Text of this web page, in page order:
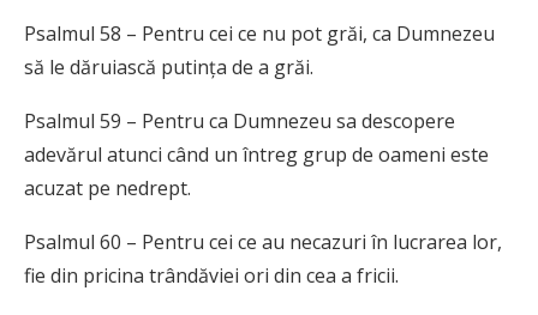
Psalmul 58 – Pentru cei ce nu pot grăi, ca Dumnezeu
să le dăruiască putința de a grăi.
Psalmul 59 – Pentru ca Dumnezeu sa descopere
adevărul atunci când un întreg grup de oameni este
acuzat pe nedrept.
Psalmul 60 – Pentru cei ce au necazuri în lucrarea lor,
fie din pricina trândăviei ori din cea a fricii.